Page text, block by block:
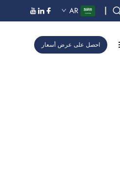
|
AR
احصل على عرض أسعار